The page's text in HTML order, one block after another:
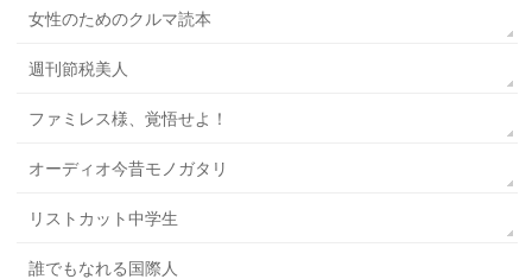
女性のためのクルマ読本
週刊節税美人
ファミレス様、覚悟せよ！
オーディオ今昔モノガタリ
リストカット中学生
誰でもなれる国際人